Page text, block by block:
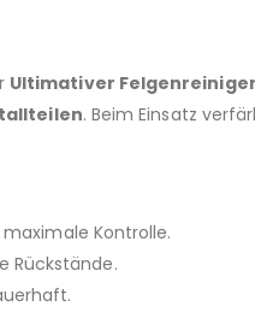
Ultimativer Felgenreiniger
. Beim Einsatz
Kontrolle.
Rückstände.